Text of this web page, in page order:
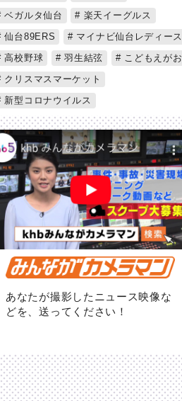
ベガルタ仙台
楽天イーグルス
仙台89ERS
マイナビ仙台レディース
高校野球
羽生結弦
こどもえがお
クリスマスマーケット
新型コロナウイルス
あなたが撮影したニュース映像な
どを、送ってください！